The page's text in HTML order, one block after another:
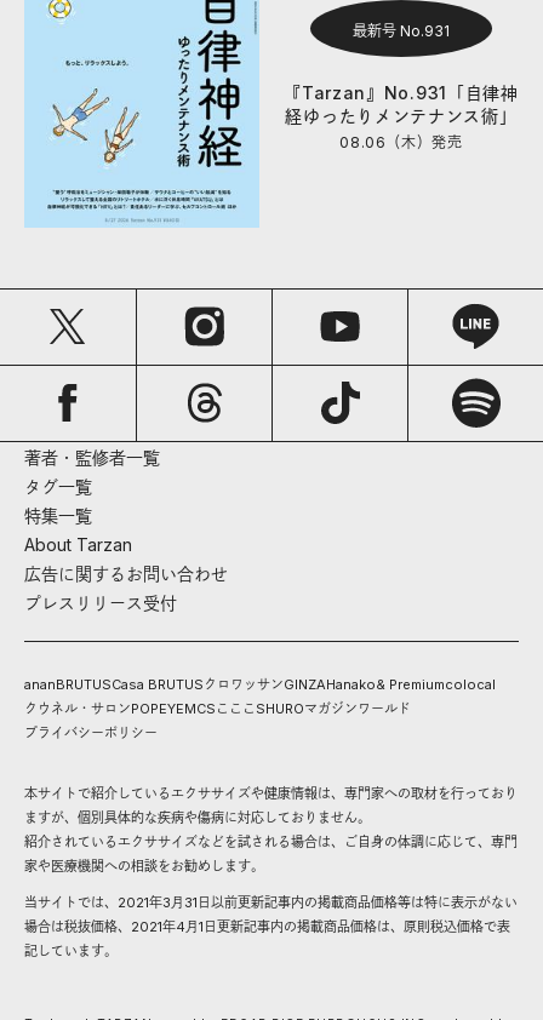
最新号 No.931
『Tarzan』No.931「自律神
経ゆったりメンテナンス術」
08.06（木）発売
著者・監修者一覧
タグ一覧
特集一覧
About Tarzan
広告に関するお問い合わせ
プレスリリース受付
ananBRUTUSCasa BRUTUS クロワッサンGINZAHanako& Premiumcolocal
クウネル・サロンPOPEYEMCS こここ SHUROマガジンワールド
プライバシーポリシー
本サイトで紹介しているエクササイズや健康情報は、専門家への取材を行っており
ますが、個別具体的な疾病や傷病に対応しておりません。
紹介されているエクササイズなどを試される場合は、ご自身の体調に応じて、専門
家や医療機関への相談をお勧めします。
当サイトでは、2021年3月31日以前更新記事内の掲載商品価格等は特に表示がない
場合は税抜価格、2021年4月1日更新記事内の掲載商品価格は、原則税込価格で表
記しています。